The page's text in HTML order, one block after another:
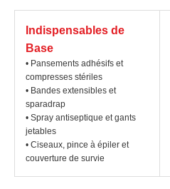
Indispensables de
Base
• Pansements adhésifs et
compresses stériles
• Bandes extensibles et
sparadrap
• Spray antiseptique et gants
jetables
• Ciseaux, pince à épiler et
couverture de survie